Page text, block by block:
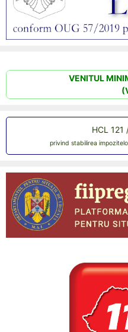
VENITUL
HCL 121
privind stabilirea